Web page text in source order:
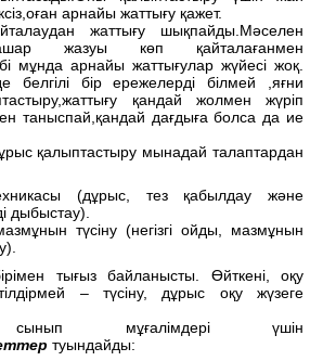
арнайы жаттығу қажет.
жаттығу шықпайды.Мәселен
жазуы көп қайталағанмен
мұнда арнайы жаттығулар жүйесі жоқ.
белгілі бір ережелерді білмей ,яғни
қандай жолмен жүріп
таныспай,қандай дағдыға болса да ие
қалыптастыру мынадай талаптардан
(дұрыс, тез қабылдау және
дыбыстау).
түсіну (негізгі ойды, мазмұнын
тығыз байланысты. Өйткені, оқу
– түсіну, дұрыс оқу жүзеге
мұғалімдері үшін
туындайды: